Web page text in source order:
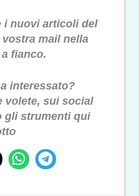
i nuovi articoli del
mail nella
fianco.
interessato?
volete, sui social
gli strumenti qui